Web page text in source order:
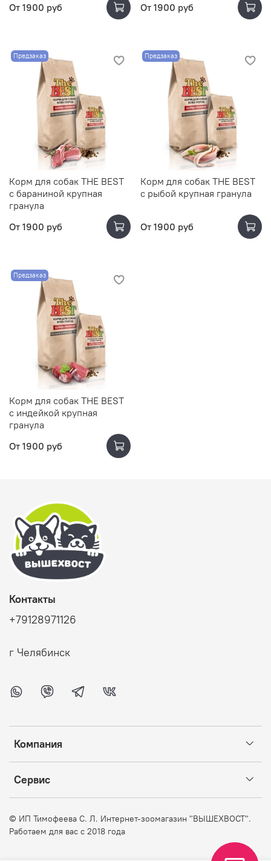
От 1900 руб
От 1900 руб
Предзаказ
Корм для собак THE BEST
с бараниной крупная
гранула
От 1900 руб
Предзаказ
Корм для собак THE BEST
с рыбой крупная гранула
От 1900 руб
Предзаказ
Корм для собак THE BEST
с индейкой крупная
гранула
От 1900 руб
Компания
Сервис
Контакты
+79128971126
г Челябинск
© ИП Тимофеева С. Л. Интернет-зоомагазин "ВЫШЕХВОСТ".
Работаем для вас с 2018 года